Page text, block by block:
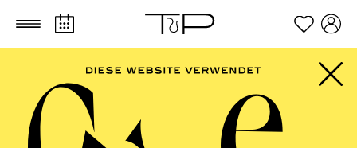
Zum Hauptinhalt springen Zum Footer springen
FILTER